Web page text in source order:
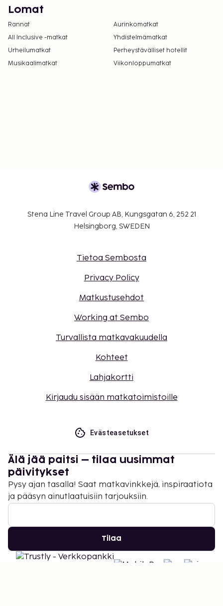
Lomat
Rannat
Aurinkomatkat
All Inclusive -matkat
Yhdistelmämatkat
Urheilumatkat
Perheystävälliset hotellit
Musikaalimatkat
Viikonloppumatkat
Stena Line Travel Group AB, Kungsgatan 6, 252 21
Helsingborg, SWEDEN
Tietoa Sembosta
Privacy Policy
Matkustusehdot
Working at Sembo
Turvallista matkavakuudella
Kohteet
Lahjakortti
Kirjaudu sisään matkatoimistoille
Evästeasetukset
Älä jää paitsi – tilaa uusimmat
päivitykset
Pysy ajan tasalla! Saat matkavinkkejä, inspiraatiota
ja pääsyn ainutlaatuisiin tarjouksiin.
Tilaa